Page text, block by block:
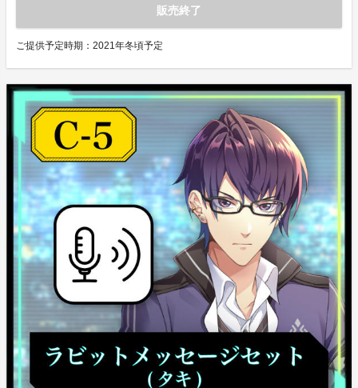
販売終了
ご提供予定時期： 2021年冬頃予定